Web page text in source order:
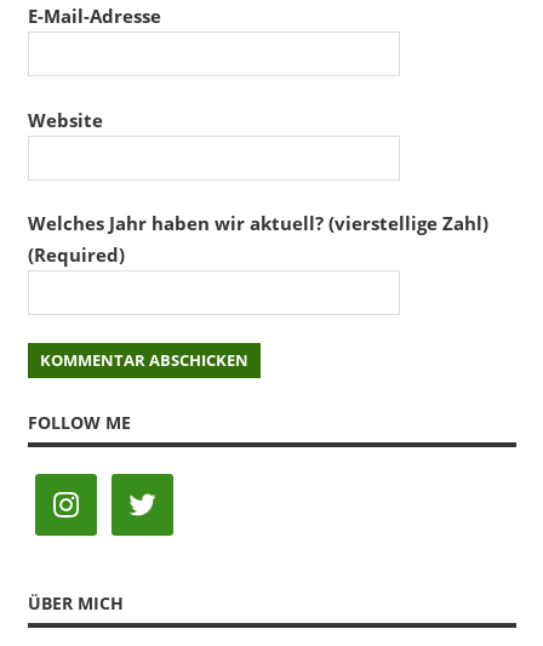
E-Mail-Adresse
Website
Welches Jahr haben wir aktuell? (vierstellige Zahl)
(Required)
FOLLOW ME
ÜBER MICH